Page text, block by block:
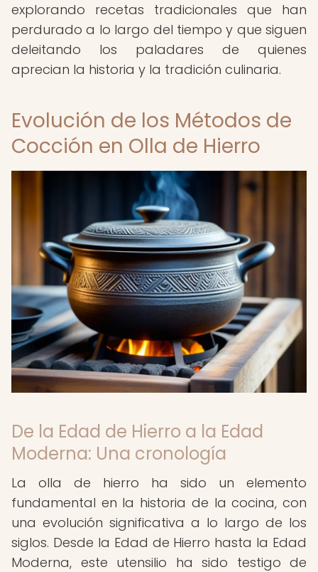
explorando recetas tradicionales que han
perdurado a lo largo del tiempo y que siguen
deleitando los paladares de quienes
aprecian la historia y la tradición culinaria.
Evolución de los Métodos de
Cocción en Olla de Hierro
De la Edad de Hierro a la Edad
Moderna: Una cronología
La olla de hierro ha sido un elemento
fundamental en la historia de la cocina, con
una evolución significativa a lo largo de los
siglos. Desde la Edad de Hierro hasta la Edad
Moderna, este utensilio ha sido testigo de